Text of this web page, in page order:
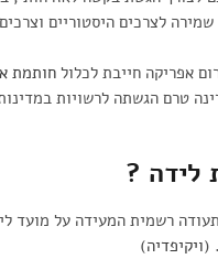
לצרכים היסטוריים
אפריקה חייבת לכלולחותמת
טרם הגשתה לרשויות
לידה ?
רשמית המעידה על מועד
(ויקיפדיה)